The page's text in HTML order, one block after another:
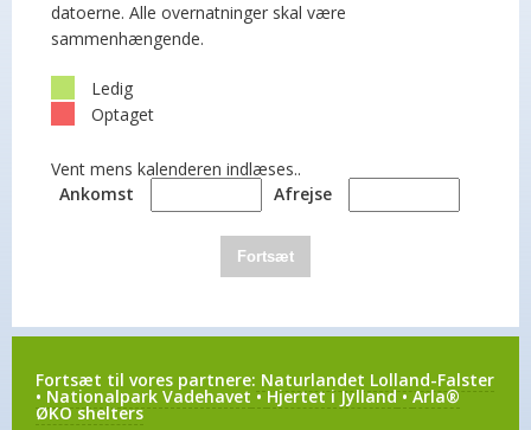
datoerne. Alle overnatninger skal være
sammenhængende.
Ledig
Optaget
Vent mens kalenderen indlæses..
Ankomst
Afrejse
Fortsæt
Fortsæt til vores partnere: Naturlandet Lolland-Falster
• Nationalpark Vadehavet •Hjertet i Jylland•Arla®
ØKO shelters